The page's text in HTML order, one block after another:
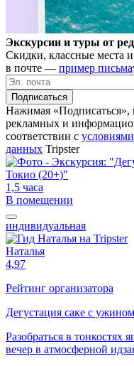
Экскурсии и туры от
Скидки, классные места
в почте — пример письма
Подписаться
Нажимая «Подписаться»,
рекламных и
соответствии c
данных Tripster
1,5 часа
В помещении
индивидуальная
Наталья
4,97
Рейтинг организатора
Дегустация саке с
Разобраться в тонкостях
вечер в атмосферной